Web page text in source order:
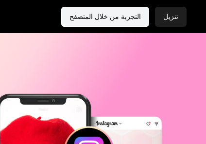
التجربة من خلال المتصفح تنزيل